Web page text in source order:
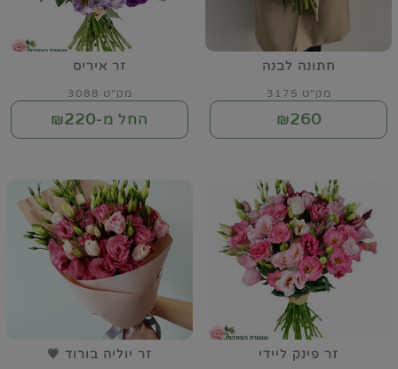
חתונה לבנה
מק"ט 3175
₪260
זר איריס
מק"ט 3088
החל מ-₪220
זר פינק ליידי זר יוליה בורוד 💗